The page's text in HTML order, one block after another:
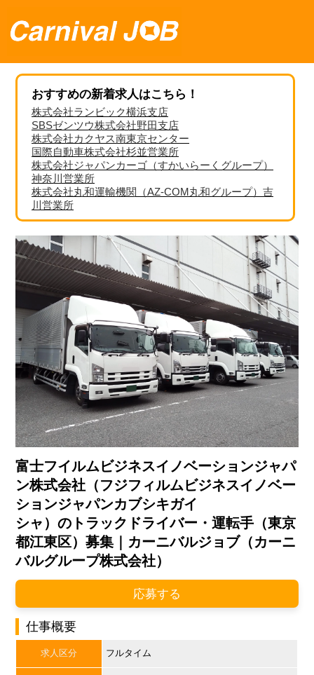
おすすめの新着求人はこちら！
株式会社ランビック横浜支店
SBSゼンツウ株式会社野田支店
株式会社カクヤス南東京センター
国際自動車株式会社杉並営業所
株式会社ジャパンカーゴ（すかいらーくグループ）
神奈川営業所
株式会社丸和運輸機関（AZ-COM丸和グループ）吉
川営業所
富士フイルムビジネスイノベーションジャパ
ン株式会社（フジフィルムビジネスイノベー
ションジャパンカブシキガイ
シャ）のトラックドライバー・運転手（東京
都江東区）募集｜カーニバルジョブ（カーニ
バルグループ株式会社）
応募する
仕事概要
求人区分 フルタイム